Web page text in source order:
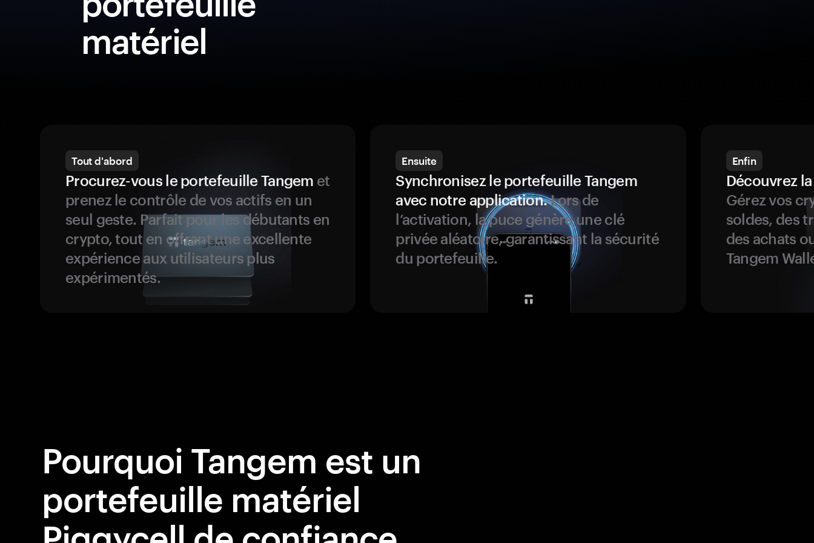
matériel
Tout d'abord
Procurez-vous le portefeuille Tangem et
prenez le contrôle de vos actifs en un
seul geste. Parfait pour les débutants en
crypto, tout en offrant une excellente
expérience aux utilisateurs plus
expérimentés.
Ensuite
Synchronisez le portefeuille Tangem
avec notre application.Lors de
l’activation, la puce génère une clé
privée aléatoire, garantissant la sécurité
du portefeuille.
Enfin
Découvrez
Gérez vos
soldes, des
des achats
Tangem
Pourquoi Tangem est un
portefeuille matériel